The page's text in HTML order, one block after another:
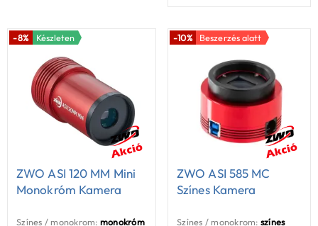
-8% Készleten
ZWO ASI 120 MM Mini
Monokróm Kamera
Színes / monokrom: monokróm
-10% Beszerzés alatt
ZWO ASI 585 MC
Színes Kamera
Színes / monokrom: színes